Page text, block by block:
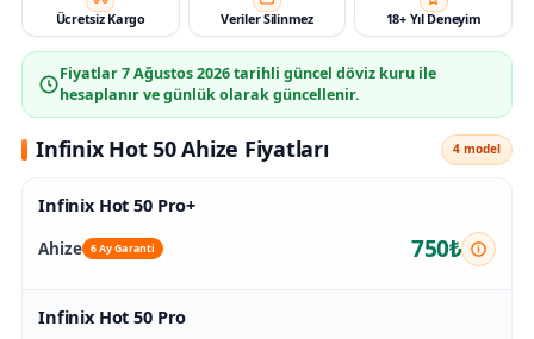
Ücretsiz Kargo Veriler Silinmez 18+ Yıl Deneyim
Fiyatlar7 Ağustos 2026tarihli güncel döviz kuru ile
hesaplanır ve günlük olarak güncellenir.
Infinix Hot 50 Ahize Fiyatları 4 model
Infinix Hot 50 Pro+
Ahize 6 Ay Garanti 750₺
Infinix Hot 50 Pro